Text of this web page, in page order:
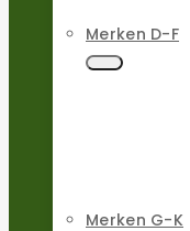
Merken D-F
Merken G-K